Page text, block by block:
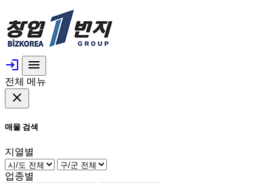
login menu
전체 메뉴
close
매물 검색
지열별
업종별